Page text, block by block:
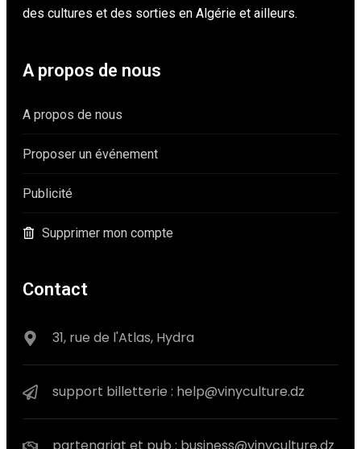
des cultures et des sorties en Algérie et ailleurs.
A propos de nous
A propos de nous
Proposer un événement
Publicité
Supprimer mon compte
Contact
31, rue de l'Atlas, Hydra
support billetterie : help@vinyculture.dz